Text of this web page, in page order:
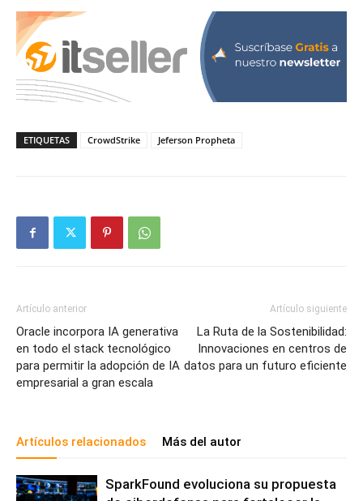
ETIQUETAS CrowdStrike ​Jeferson Propheta
Artículo anterior
Oracle incorpora IA generativa
en todo el stack tecnológico
para permitir la adopción de IA
empresarial a gran escala
Artículo siguiente
La Ruta de la Sostenibilidad:
Innovaciones en centros de
datos para un futuro eficiente
Artículos relacionados Más del autor
SparkFound evoluciona su propuesta